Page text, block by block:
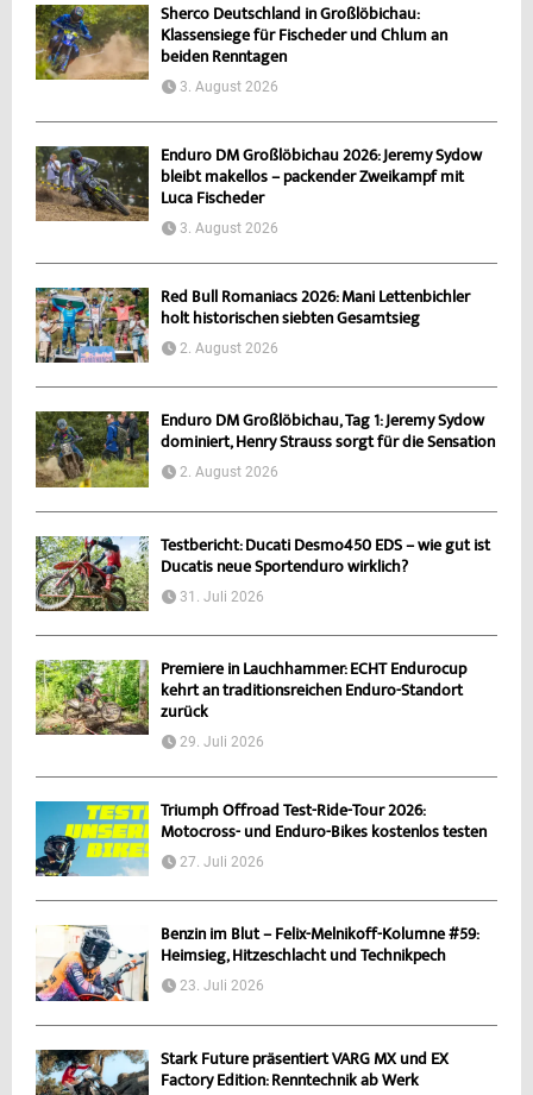
Sherco Deutschland in Großlöbichau:
Klassensiege für Fischeder und Chlum an
beiden Renntagen
3. August 2026
Enduro DM Großlöbichau 2026: Jeremy Sydow
bleibt makellos – packender Zweikampf mit
Luca Fischeder
3. August 2026
Red Bull Romaniacs 2026: Mani Lettenbichler
holt historischen siebten Gesamtsieg
2. August 2026
Enduro DM Großlöbichau, Tag 1: Jeremy Sydow
dominiert, Henry Strauss sorgt für die Sensation
2. August 2026
Testbericht: Ducati Desmo450 EDS – wie gut ist
Ducatis neue Sportenduro wirklich?
31. Juli 2026
Premiere in Lauchhammer: ECHT Endurocup
kehrt an traditionsreichen Enduro-Standort
zurück
29. Juli 2026
Triumph Offroad Test-Ride-Tour 2026:
Motocross- und Enduro-Bikes kostenlos testen
27. Juli 2026
Benzin im Blut – Felix-Melnikoff-Kolumne #59:
Heimsieg, Hitzeschlacht und Technikpech
23. Juli 2026
Stark Future präsentiert VARG MX und EX
Factory Edition: Renntechnik ab Werk